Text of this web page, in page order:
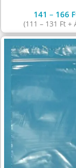
141– 166
(111– 131 Ft +